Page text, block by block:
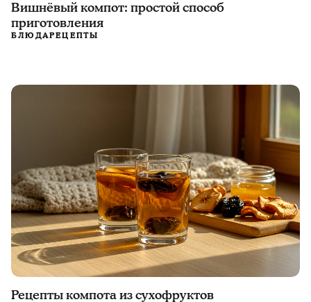
Вишнёвый компот: простой способ
приготовления
БЛЮДАРЕЦЕПТЫ
Рецепты компота из сухофруктов